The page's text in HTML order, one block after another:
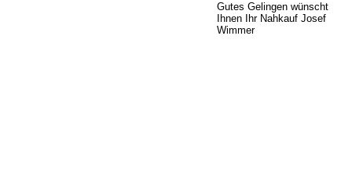
Gutes Gelingen wünscht
Ihnen Ihr Nahkauf Josef
Wimmer